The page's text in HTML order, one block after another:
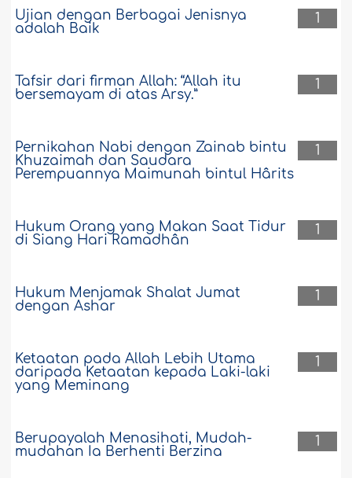
1
Ujian dengan Berbagai Jenisnya
adalah Baik
1
Tafsir dari firman Allah: “Allah itu
bersemayam di atas Arsy.”
1
Pernikahan Nabi dengan Zainab bintu
Khuzaimah dan Saudara
Perempuannya Maimunah bintul Hârits
1
Hukum Orang yang Makan Saat Tidur
di Siang Hari Ramadhân
1
Hukum Menjamak Shalat Jumat
dengan Ashar
1
Ketaatan pada Allah Lebih Utama
daripada Ketaatan kepada Laki-laki
yang Meminang
1
Berupayalah Menasihati, Mudah-
mudahan Ia Berhenti Berzina